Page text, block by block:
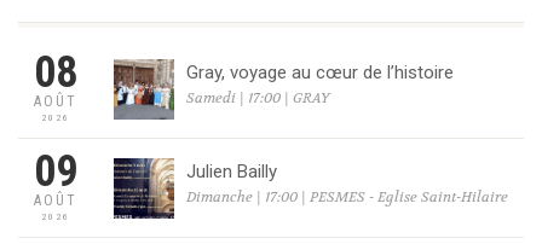
08
AOÛT
2026
Gray, voyage au cœur de l’histoire
Samedi | 17:00 | GRAY
09
AOÛT
2026
Julien Bailly
Dimanche | 17:00 | PESMES - Eglise Saint-Hilaire